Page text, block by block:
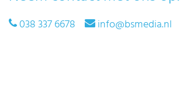
038 337 6678 info@bsmedia.nl